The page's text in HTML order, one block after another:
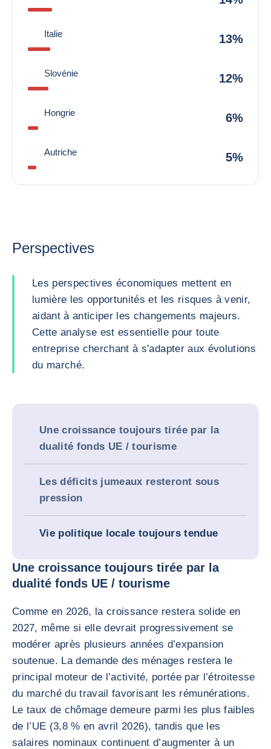
Italie 13%
Slovénie 12%
Hongrie 6%
Autriche 5%
Perspectives
Les perspectives économiques mettent en
lumière les opportunités et les risques à venir,
aidant à anticiper les changements majeurs.
Cette analyse est essentielle pour toute
entreprise cherchant à s'adapter aux évolutions
du marché.
Une croissance toujours tirée par la
dualité fonds UE / tourisme
Les déficits jumeaux resteront sous
pression
Vie politique locale toujours tendue
Une croissance toujours tirée par la
dualité fonds UE / tourisme
Comme en 2026, la croissance restera solide en
2027, même si elle devrait progressivement se
modérer après plusieurs années d’expansion
soutenue. La demande des ménages restera le
principal moteur de l’activité, portée par l’étroitesse
du marché du travail favorisant les rémunérations.
Le taux de chômage demeure parmi les plus faibles
de l’UE (3,8 % en avril 2026), tandis que les
salaires nominaux continuent d’augmenter à un